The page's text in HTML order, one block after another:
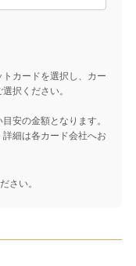
カードを選択し、カー
択ください。
安の金額となります。
細は各カード会社へお
さい。